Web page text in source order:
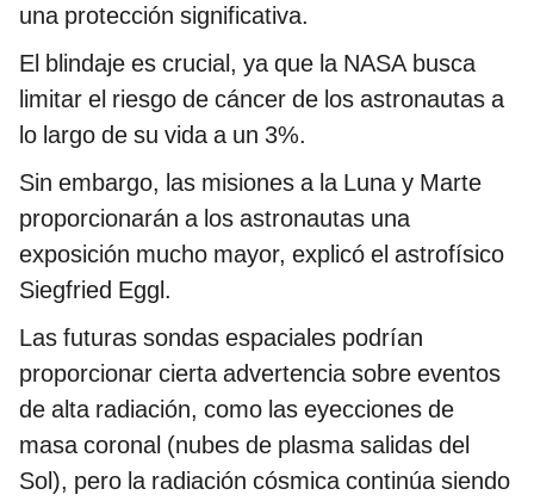
una protección significativa.
El blindaje es crucial, ya que la NASA busca
limitar el riesgo de cáncer de los astronautas a
lo largo de su vida a un 3%.
Sin embargo, las misiones a la Luna y Marte
proporcionarán a los astronautas una
exposición mucho mayor, explicó el astrofísico
Siegfried Eggl.
Las futuras sondas espaciales podrían
proporcionar cierta advertencia sobre eventos
de alta radiación, como las eyecciones de
masa coronal (nubes de plasma salidas del
Sol), pero la radiación cósmica continúa siendo